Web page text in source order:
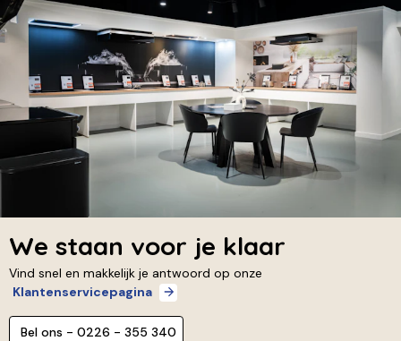
We staan voor je klaar
Vind snel en makkelijk je antwoord op onze
Klantenservicepagina
Bel ons - 0226 - 355 340